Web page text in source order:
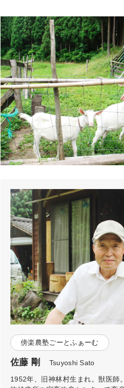
傍楽農塾ごーとふぁーむ
佐藤 剛 Tsuyoshi Sato
1952年、旧神林村生まれ。獣医師